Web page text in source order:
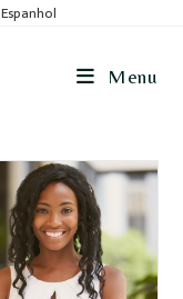
Espanhol
Menu